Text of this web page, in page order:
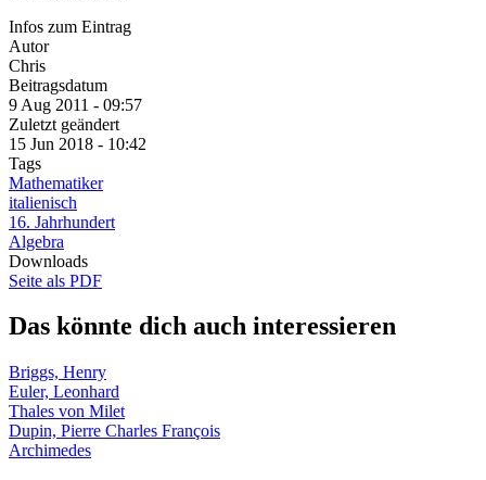
Infos zum Eintrag
Autor
Chris
Beitragsdatum
9 Aug 2011 - 09:57
Zuletzt geändert
15 Jun 2018 - 10:42
Tags
Mathematiker
italienisch
16. Jahrhundert
Algebra
Downloads
Seite als PDF
Das könnte dich auch interessieren
Briggs, Henry
Euler, Leonhard
Thales von Milet
Dupin, Pierre Charles François
Archimedes